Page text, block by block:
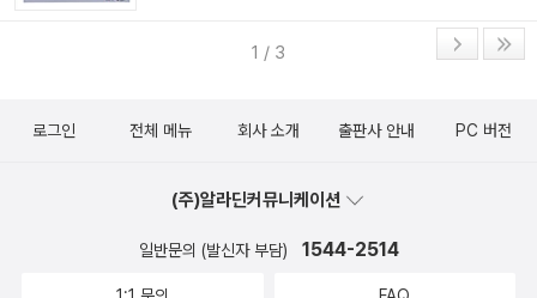
1 / 3
로그인 전체 메뉴 회사 소개 출판사 안내 PC 버전
(주)알라딘커뮤니케이션
일반문의 (발신자 부담) 1544-2514